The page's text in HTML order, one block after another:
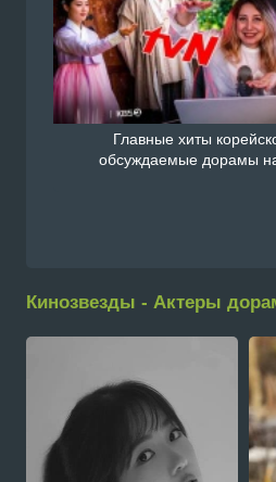
Главные хиты
обсуждаемые дорамы
Кинозвезды - Актеры